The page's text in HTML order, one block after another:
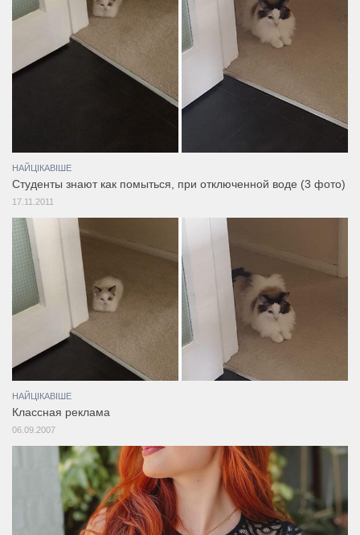
НАЙЦІКАВІШЕ
Студенты знают как помыться, при отключенной воде (3 фото)
17.11.2011
НАЙЦІКАВІШЕ
Классная реклама
06.09.2007